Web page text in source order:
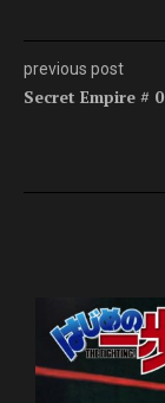
previous post
Secret Empire # 0